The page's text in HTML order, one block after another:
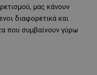
μας κάνουν
διαφορετικά και
που συμβαίνουν γύρω